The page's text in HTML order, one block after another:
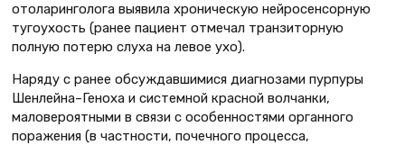
отоларинголога выявила хроническую нейросенсорную
тугоухость (ранее пациент отмечал транзиторную
полную потерю слуха на левое ухо).
Наряду с ранее обсуждавшимися диагнозами пурпуры
Шенлейна–Геноха и системной красной волчанки,
маловероятными в связи с особенностями органного
поражения (в частности, почечного процесса,